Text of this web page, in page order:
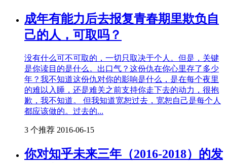
成年有能力后去报复青春期里欺负自
己的人，可取吗？
没有什么可不可取的，一切只取决于个人。但是，关键
是你读目的是什么。出口气？这份仇在你心里存了多少
年？我不知道这份仇对你的影响是什么，是在每个夜里
的难以入睡，还是难关之前支持你走下去的动力，很抱
歉，我不知道。 但我知道宽恕过去，宽恕自己是每个人
都应该做的。过去的...
3 个推荐 2016-06-15
你对知乎未来三年（2016-2018）的发